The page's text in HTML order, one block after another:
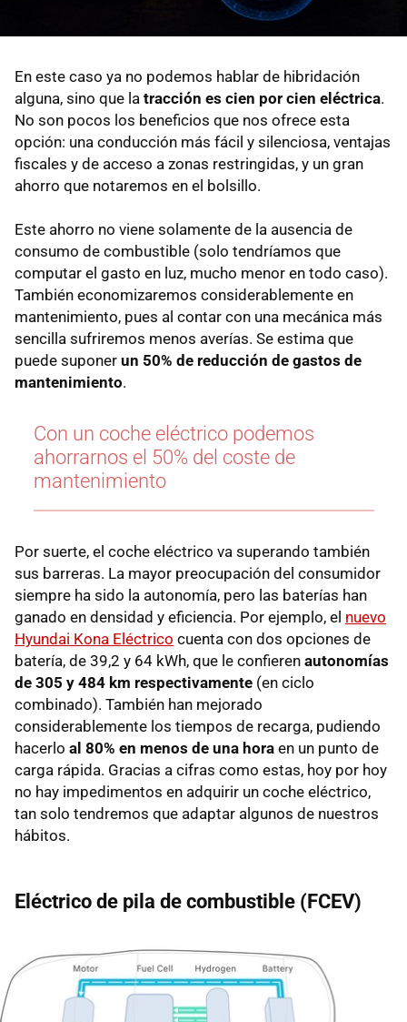
En este caso ya no podemos hablar de hibridación
alguna, sino que la tracción es cien por cien eléctrica.
No son pocos los beneficios que nos ofrece esta
opción: una conducción más fácil y silenciosa, ventajas
fiscales y de acceso a zonas restringidas, y un gran
ahorro que notaremos en el bolsillo.
Este ahorro no viene solamente de la ausencia de
consumo de combustible (solo tendríamos que
computar el gasto en luz, mucho menor en todo caso).
También economizaremos considerablemente en
mantenimiento, pues al contar con una mecánica más
sencilla sufriremos menos averías. Se estima que
puede suponer un 50% de reducción de gastos de
mantenimiento.
Con un coche eléctrico podemos
ahorrarnos el 50% del coste de
mantenimiento
Por suerte, el coche eléctrico va superando también
sus barreras. La mayor preocupación del consumidor
siempre ha sido la autonomía, pero las baterías han
ganado en densidad y eficiencia. Por ejemplo, el nuevo
Hyundai Kona Eléctrico cuenta con dos opciones de
batería, de 39,2 y 64 kWh, que le confieren autonomías
de 305 y 484 km respectivamente (en ciclo
combinado). También han mejorado
considerablemente los tiempos de recarga, pudiendo
hacerlo al 80% en menos de una hora en un punto de
carga rápida. Gracias a cifras como estas, hoy por hoy
no hay impedimentos en adquirir un coche eléctrico,
tan solo tendremos que adaptar algunos de nuestros
hábitos.
Eléctrico de pila de combustible (FCEV)